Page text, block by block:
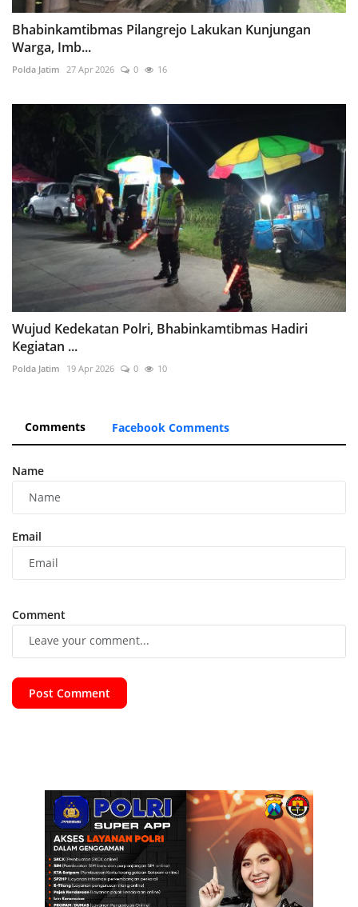
Bhabinkamtibmas Pilangrejo Lakukan Kunjungan
Warga, Imb...
Polda Jatim 27 Apr 2026 0 16
Wujud Kedekatan Polri, Bhabinkamtibmas Hadiri
Kegiatan ...
Polda Jatim 19 Apr 2026 0 10
Comments Facebook Comments
Name
Email
Comment
Post Comment